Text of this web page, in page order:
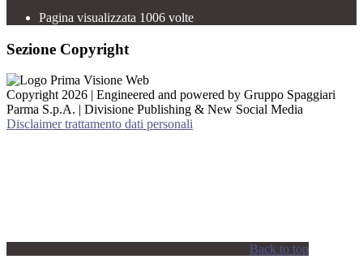
Pagina visualizzata 1006 volte
Sezione Copyright
Copyright 2026 | Engineered and powered by Gruppo Spaggiari
Parma S.p.A. | Divisione Publishing & New Social Media
Disclaimer trattamento dati personali
Back to top